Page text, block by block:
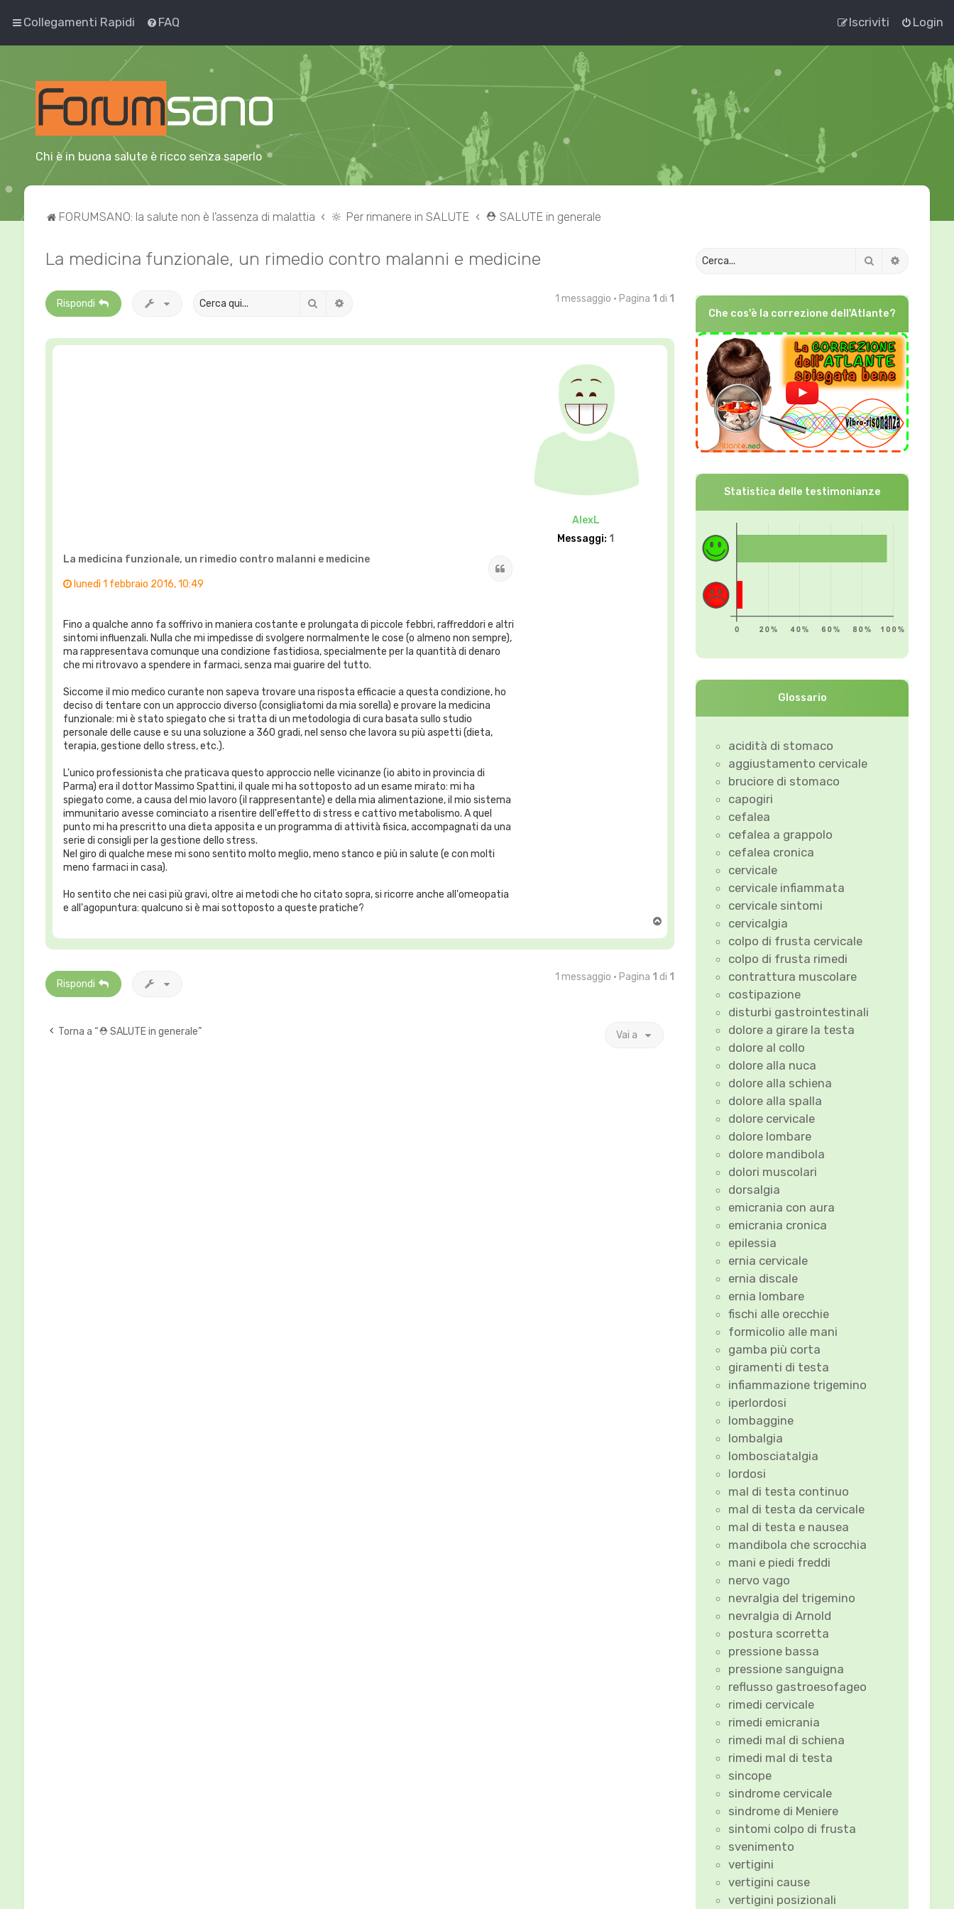
Collegamenti Rapidi FAQ Login
Iscriviti
Chi è in buona salute è ricco senza saperlo
FORUMSANO: la salute non è l'assenza di malattia 🔆 Per rimanere in SALUTE ⛑ SALUTE in generale
La medicina funzionale, un rimedio contro malanni e medicine
Rispondi Cerca 1 messaggio • Pagina 1 di 1
AlexL
Messaggi: 1
La medicina funzionale, un rimedio contro malanni e medicine
lunedì 1 febbraio 2016, 10:49
Fino a qualche anno fa soffrivo in maniera costante e prolungata di piccole febbri, raffreddori e altri
sintomi influenzali. Nulla che mi impedisse di svolgere normalmente le cose (o almeno non sempre),
ma rappresentava comunque una condizione fastidiosa, specialmente per la quantità di denaro
che mi ritrovavo a spendere in farmaci, senza mai guarire del tutto.
Siccome il mio medico curante non sapeva trovare una risposta efficacie a questa condizione, ho
deciso di tentare con un approccio diverso (consigliatomi da mia sorella) e provare la medicina
funzionale: mi è stato spiegato che si tratta di un metodologia di cura basata sullo studio
personale delle cause e su una soluzione a 360 gradi, nel senso che lavora su più aspetti (dieta,
terapia, gestione dello stress, etc.).
L'unico professionista che praticava questo approccio nelle vicinanze (io abito in provincia di
Parma) era il dottor Massimo Spattini, il quale mi ha sottoposto ad un esame mirato: mi ha
spiegato come, a causa del mio lavoro (il rappresentante) e della mia alimentazione, il mio sistema
immunitario avesse cominciato a risentire dell'effetto di stress e cattivo metabolismo. A quel
punto mi ha prescritto una dieta apposita e un programma di attività fisica, accompagnati da una
serie di consigli per la gestione dello stress.
Nel giro di qualche mese mi sono sentito molto meglio, meno stanco e più in salute (e con molti
meno farmaci in casa).
Ho sentito che nei casi più gravi, oltre ai metodi che ho citato sopra, si ricorre anche all'omeopatia
e all'agopuntura: qualcuno si è mai sottoposto a queste pratiche?
o
Rispondi
1 messaggio • Pagina 1 di 1
Torna a “⛑ SALUTE in generale” Vai a
Cerca
Che cos'è la correzione dell'Atlante?
Statistica delle testimonianze
Glossario
acidità di stomaco
aggiustamento cervicale
bruciore di stomaco
capogiri
cefalea
cefalea a grappolo
cefalea cronica
cervicale
cervicale infiammata
cervicale sintomi
cervicalgia
colpo di frusta cervicale
colpo di frusta rimedi
contrattura muscolare
costipazione
disturbi gastrointestinali
dolore a girare la testa
dolore al collo
dolore alla nuca
dolore alla schiena
dolore alla spalla
dolore cervicale
dolore lombare
dolore mandibola
dolori muscolari
dorsalgia
emicrania con aura
emicrania cronica
epilessia
ernia cervicale
ernia discale
ernia lombare
fischi alle orecchie
formicolio alle mani
gamba più corta
giramenti di testa
infiammazione trigemino
iperlordosi
lombaggine
lombalgia
lombosciatalgia
lordosi
mal di testa continuo
mal di testa da cervicale
mal di testa e nausea
mandibola che scrocchia
mani e piedi freddi
nervo vago
nevralgia del trigemino
nevralgia di Arnold
postura scorretta
pressione bassa
pressione sanguigna
reflusso gastroesofageo
rimedi cervicale
rimedi emicrania
rimedi mal di schiena
rimedi mal di testa
sincope
sindrome cervicale
sindrome di Meniere
sintomi colpo di frusta
svenimento
vertigini
vertigini cause
vertigini posizionali